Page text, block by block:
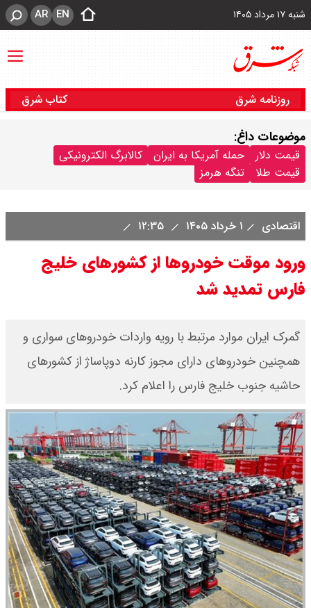
شنبه ۱۷ مرداد ۱۴۰۵ EN
AR
روزنامه شرق کتاب شرق
موضوعات داغ:
قیمت دلار حمله آمریکا به ایران
کالابرگ الکترونیکی
قیمت طلا
تنگه هرمز
اقتصادی ۱ خرداد ۱۴۰۵
ورود موقت خودروها از کشورهای خلیج
فارس تمدید شد
گمرک ایران موارد مرتبط با رویه واردات خودروهای سواری و
همچنین خودروهای دارای مجوز کارنه دوپاساژ از کشورهای
حاشیه جنوب خلیج فارس را اعلام کرد.